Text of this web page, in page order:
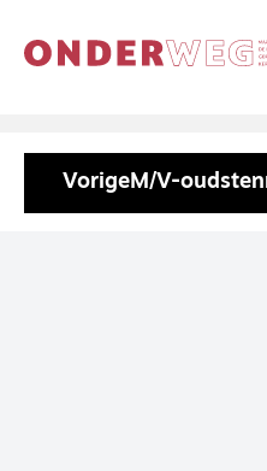
VorigeM/V-